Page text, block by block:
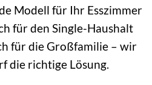
Modell für Ihr Esszimmer
für den Single-Haushalt
für die Großfamilie – wir
die richtige Lösung.